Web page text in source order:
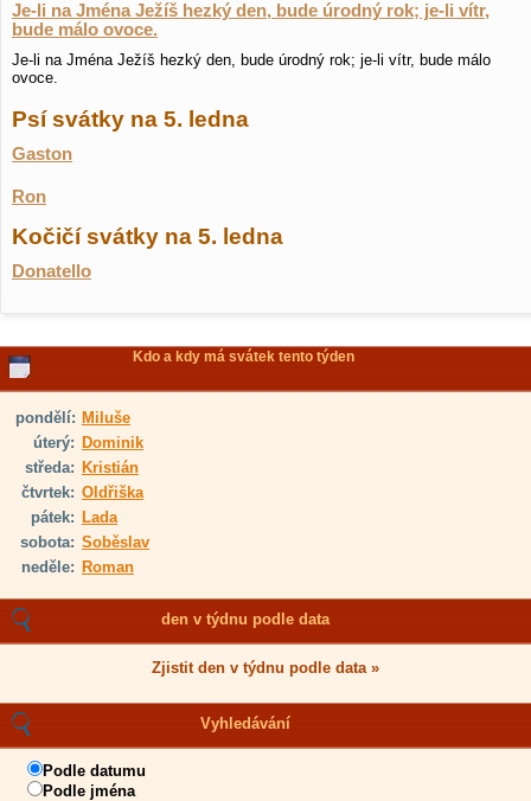
Je-li na Jména Ježíš hezký den, bude úrodný rok; je-li vítr,
bude málo ovoce.
Je-li na Jména Ježíš hezký den, bude úrodný rok; je-li vítr, bude málo
ovoce.
Psí svátky na 5. ledna
Gaston
Ron
Kočičí svátky na 5. ledna
Donatello
Kdo a kdy má svátek tento týden
pondělí: Miluše
úterý: Dominik
středa: Kristián
čtvrtek: Oldřiška
pátek: Lada
sobota: Soběslav
neděle: Roman
den v týdnu podle data
Zjistit den v týdnu podle data »
Vyhledávání
Podle datumu
Podle jména